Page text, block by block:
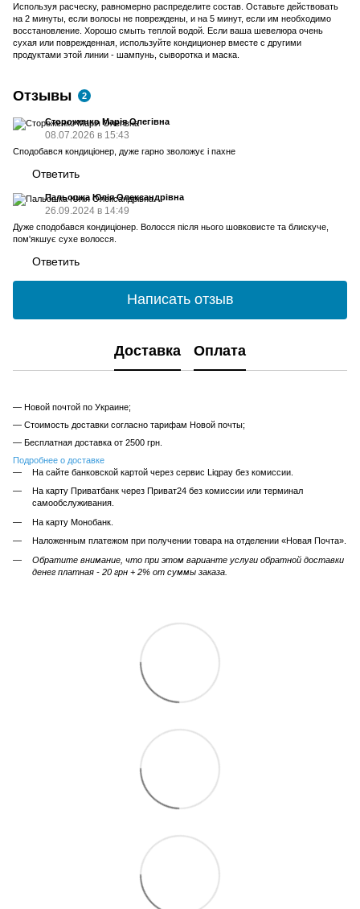
Используя расческу, равномерно распределите состав. Оставьте действовать
на 2 минуты, если волосы не повреждены, и на 5 минут, если им необходимо
восстановление. Хорошо смыть теплой водой. Если ваша шевелюра очень
сухая или поврежденная, используйте кондиционер вместе с другими
продуктами этой линии - шампунь, сыворотка и маска.
Отзывы 2
Стороженко Марія Олегівна
08.07.2026 в 15:43
Сподобався кондиціонер, дуже гарно зволожує і пахне
Ответить
Пальошка Юлія Олександрівна
26.09.2024 в 14:49
Дуже сподобався кондиціонер. Волосся після нього шовковисте та блискуче,
пом'якшує сухе волосся.
Ответить
Написать отзыв
Доставка Оплата
— Новой почтой по Украине;
— Стоимость доставки согласно тарифам Новой почты;
— Бесплатная доставка от 2500 грн.
Подробнее о доставке
На сайте банковской картой через сервис Liqpay без комиссии.
На карту Приватбанк через Приват24 без комиссии или терминал
самообслуживания.
На карту Монобанк.
Наложенным платежом при получении товара на отделении «Новая Почта».
Обратите внимание, что при этом варианте услуги обратной доставки
денег платная - 20 грн + 2% от суммы заказа.